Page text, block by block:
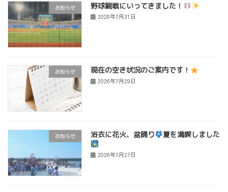
お知らせ 野球観戦にいってきました！
2026年7月31日
お知らせ 現在の空き状況のご案内です！
2026年7月29日
お知らせ 浴衣に花火、盆踊り 夏を満喫しました
2026年7月27日